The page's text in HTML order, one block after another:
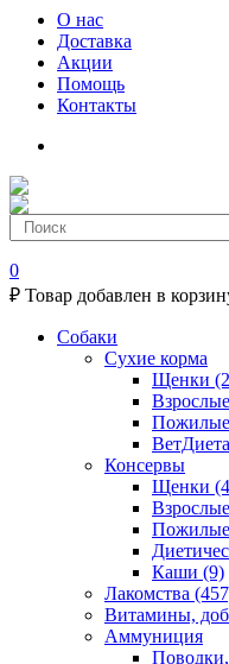
О нас
Доставка
Акции
Помощь
Контакты
0
₽ Товар добавлен в
Собаки
Сухие корма
Щенки
Взрослые
Пожилые
ВетДиета
Консервы
Щенки
Взрослые
Пожилые
Каши (9)
Лакомства
Витамины,
Аммуниция
Поводки,